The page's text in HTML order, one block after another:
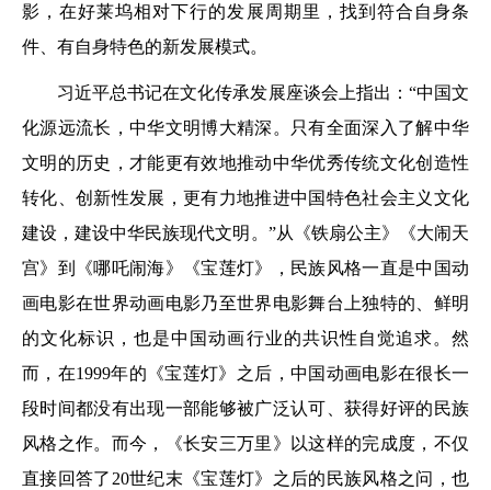
影，在好莱坞相对下行的发展周期里，找到符合自身条
件、有自身特色的新发展模式。
习近平总书记在文化传承发展座谈会上指出：“中国文
化源远流长，中华文明博大精深。只有全面深入了解中华
文明的历史，才能更有效地推动中华优秀传统文化创造性
转化、创新性发展，更有力地推进中国特色社会主义文化
建设，建设中华民族现代文明。”从《铁扇公主》《大闹天
宫》到《哪吒闹海》《宝莲灯》，民族风格一直是中国动
画电影在世界动画电影乃至世界电影舞台上独特的、鲜明
的文化标识，也是中国动画行业的共识性自觉追求。然
而，在1999年的《宝莲灯》之后，中国动画电影在很长一
段时间都没有出现一部能够被广泛认可、获得好评的民族
风格之作。而今，《长安三万里》以这样的完成度，不仅
直接回答了20世纪末《宝莲灯》之后的民族风格之问，也